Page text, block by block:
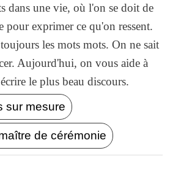
dans une vie, où l'on se doit de
pour exprimer ce qu'on ressent.
les mots mots. On ne sait
Aujourd'hui, on vous aide à
le plus beau discours.
sur mesure
de cérémonie